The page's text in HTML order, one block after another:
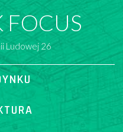
FOCUS
Ludowej 26